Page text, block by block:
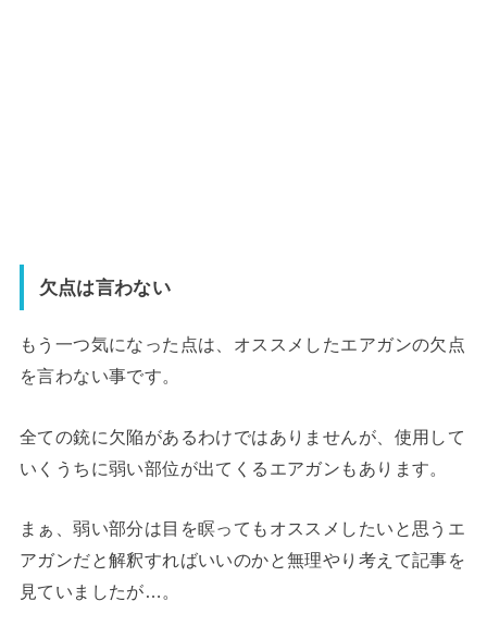
欠点は言わない
もう一つ気になった点は、オススメしたエアガンの欠点
を言わない事です。
全ての銃に欠陥があるわけではありませんが、使用して
いくうちに弱い部位が出てくるエアガンもあります。
まぁ、弱い部分は目を瞑ってもオススメしたいと思うエ
アガンだと解釈すればいいのかと無理やり考えて記事を
見ていましたが…。